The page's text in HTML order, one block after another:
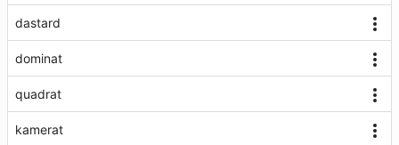
dastard
dominat
quadrat
kamerat